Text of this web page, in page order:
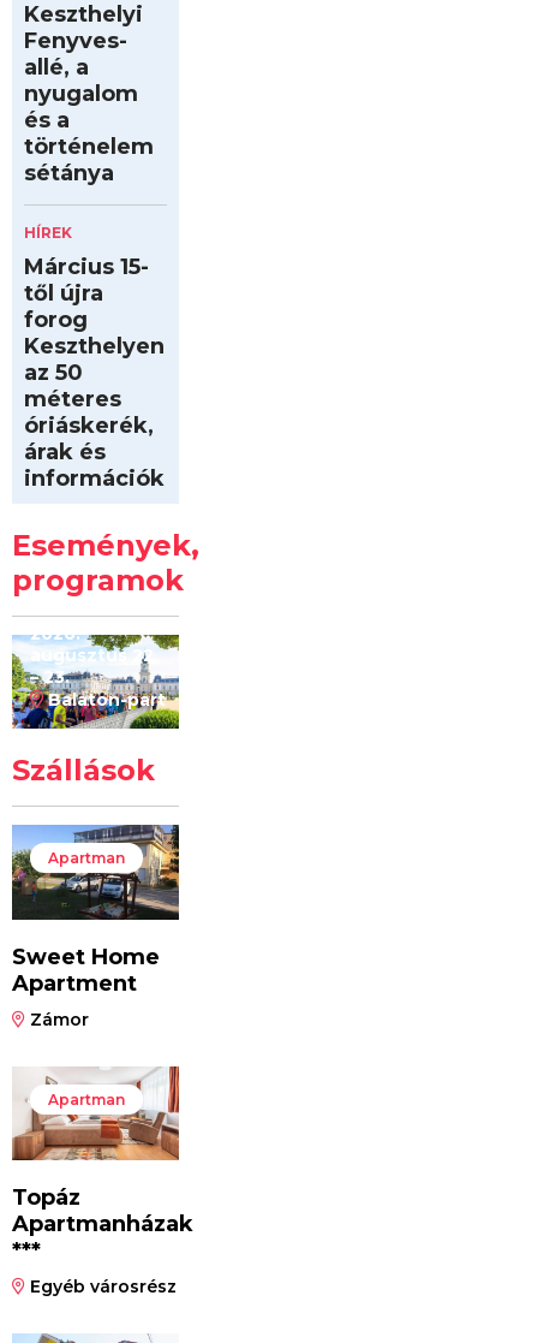
Keszthelyi
Fenyves-
allé, a
nyugalom
és a
történelem
sétánya
HÍREK
Március 15-
től újra
forog
Keszthelyen
az 50
méteres
óriáskerék,
árak és
információk
Események,
programok
Kilóméterek
2026
2026.
augusztus 22
– 23.
Balaton-part
Szállások
Apartman
Sweet Home
Apartment
Zámor
Apartman
Topáz
Apartmanházak
***
Egyéb városrész